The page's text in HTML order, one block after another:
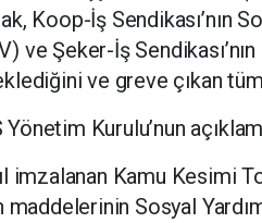
Koop-İş Sendikası’nın
ve Şeker-İş
ve greve çıkan
Yönetim Kurulu’nun
imzalanan Kamu Kesimi
maddelerinin Sosyal